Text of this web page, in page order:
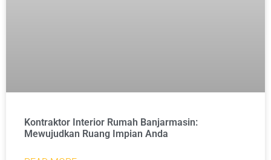
Kontraktor Interior Rumah Banjarmasin:
Mewujudkan Ruang Impian Anda